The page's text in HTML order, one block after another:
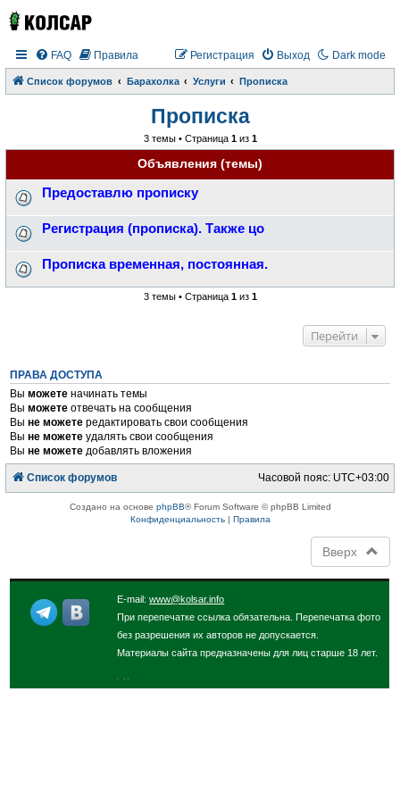
Dark mode
FAQ Правила Выход
Регистрация
Список форумов Барахолка Услуги Прописка
Прописка
3 темы • Страница 1из 1
Объявления (темы)
Предоставлю прописку
Регистрация (прописка). Также цо
Прописка временная, постоянная.
3 темы • Страница 1из 1
Перейти
ПРАВА ДОСТУПА
Выможете начинать темы
Выможете отвечать на сообщения
Выне можете редактировать свои сообщения
Выне можете удалять свои сообщения
Выне можете добавлять вложения
Список форумов Часовой пояс: UTC+03:00
Создано на основе phpBB® Forum Software © phpBB Limited
Конфиденциальность| Правила
Вверх
E-mail:www@kolsar.info
При перепечатке ссылка обязательна. Перепечатка фото
без разрешения их авторов не допускается.
Материалы сайта предназначены для лиц старше 18 лет.